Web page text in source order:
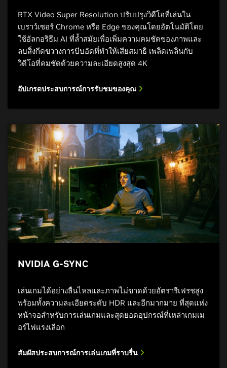
RTX Video Super Resolution ปรับปรุงวิดีโอที่เล่นใน
เบราว์เซอร์ Chrome หรือ Edge ของคุณโดยอัตโนมัติโดย
ใช้อัลกอริธึม AI ที่ล้ำสมัยเพื่อเพิ่มความคมชัดของภาพและ
ลบสิ่งกีดขวางการบีบอัดที่ทำให้เสียสมาธิ เพลิดเพลินกับ
วิดีโอที่คมชัดด้วยความละเอียดสูงสุด 4K
อัปเกรดประสบการณ์การรับชมของคุณ
NVIDIA G-SYNC
เล่นเกมได้อย่างลื่นไหลและภาพไม่ขาดด้วยอัตรารีเฟรชสูง
พร้อมทั้งความละเอียดระดับ HDR และอีกมากมาย ที่สุดแห่ง
หน้าจอสำหรับการเล่นเกมและสุดยอดอุปกรณ์ที่เหล่าเกมเม
อร์ไฟแรงเลือก
สัมผัสประสบการณ์การเล่นเกมที่ราบรื่น